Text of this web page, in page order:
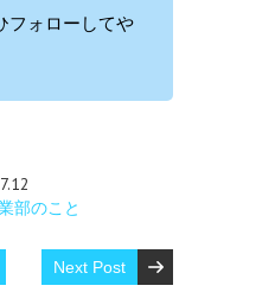
フォローしてや
部のこと
Next Post